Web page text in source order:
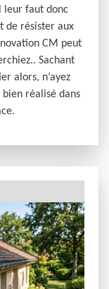
leur faut donc
de résister aux
CM peut
Sachant
alors, n’ayez
réalisé dans